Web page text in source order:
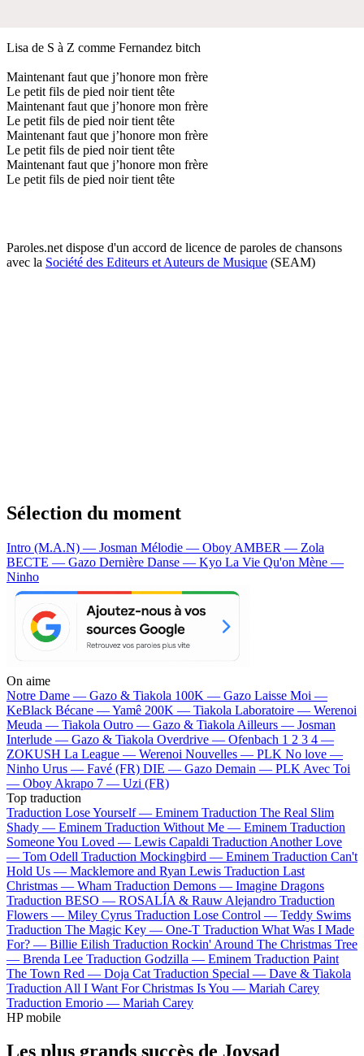
Lisa de S à Z comme Fernandez bitch
Maintenant faut que j’honore mon frère
Le petit fils de pied noir tient tête
Maintenant faut que j’honore mon frère
Le petit fils de pied noir tient tête
Maintenant faut que j’honore mon frère
Le petit fils de pied noir tient tête
Maintenant faut que j’honore mon frère
Le petit fils de pied noir tient tête
Paroles.net dispose d'un accord de licence de paroles de chansons
avec la Société des Editeurs et Auteurs de Musique (SEAM)
Sélection du moment
Intro (M.A.N) — Josman Mélodie — Oboy AMBER — Zola
BECTE — Gazo Dernière Danse — Kyo La Vie Qu'on Mène —
Ninho
On aime
Notre Dame — Gazo & Tiakola 100K — Gazo Laisse Moi —
KeBlack Bécane —Yamê 200K — Tiakola Laboratoire — Werenoi
Meuda — Tiakola Outro — Gazo & Tiakola Ailleurs — Josman
Interlude — Gazo & Tiakola Overdrive — Ofenbach 1 2 3 4 —
ZOKUSH La League — Werenoi Nouvelles — PLK No love —
Ninho Urus — Favé (FR) DIE — Gazo Demain — PLK Avec Toi
— Oboy Akrapo 7 — Uzi (FR)
Top traduction
Traduction Lose Yourself — Eminem Traduction The Real Slim
Shady — Eminem Traduction Without Me — Eminem Traduction
Someone You Loved — Lewis Capaldi Traduction Another Love
— Tom Odell Traduction Mockingbird — Eminem Traduction Can't
Hold Us — Macklemore and Ryan Lewis Traduction Last
Christmas — Wham Traduction Demons — Imagine Dragons
Traduction BESO — ROSALÍA & Rauw Alejandro Traduction
Flowers — Miley Cyrus Traduction Lose Control — Teddy Swims
Traduction The Magic Key — One-T Traduction What Was I Made
For? — Billie Eilish Traduction Rockin' Around The Christmas Tree
— Brenda Lee Traduction Godzilla — Eminem Traduction Paint
The Town Red — Doja Cat Traduction Special — Dave & Tiakola
Traduction All I Want For Christmas Is You — Mariah Carey
Traduction Emorio — Mariah Carey
HP mobile
Les plus grands succès de Joysad